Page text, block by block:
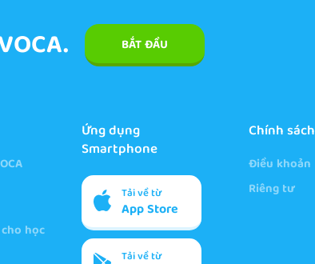
BẮT ĐẦU
học
Ứng dụng
Smartphone
Tải về từ
App Store
Tải về từ
Chính sách
Điều khoản
Riêng tư